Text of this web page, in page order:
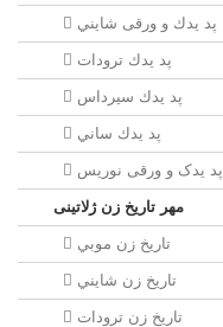
پد يدك و ورقی شايني
پد يدك ترودات
پد يدك سيرداس
پد يدك ساني
پد یدک و ورقی نوریس
مهر تاريخ زن ژلاتینی
تاريخ زن موبي
تاريخ زن شايني
تاريخ زن ترودات